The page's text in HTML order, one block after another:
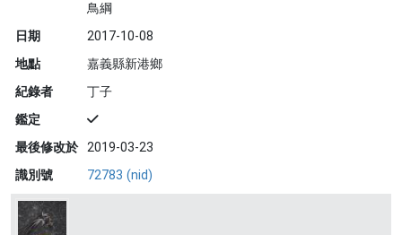
鳥綱
日期
2017-10-08
地點
嘉義縣新港鄉
紀錄者
丁子
鑑定
最後修改於 2019-03-23
識別號
72783 (nid)